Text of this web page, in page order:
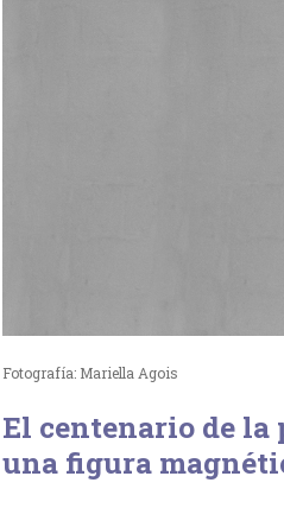
Fotografía: Mariella Agois
El centenario de la
una figura